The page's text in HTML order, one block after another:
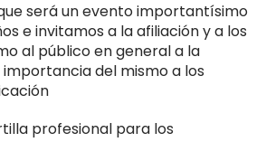
será un evento importantísimo
e invitamos a la afiliación y a los
al público en general a la
del mismo a los
profesional para los